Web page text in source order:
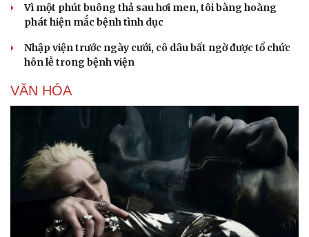
Vì một phút buông thả sau hơi men, tôi bàng hoàng
phát hiện mắc bệnh tình dục
Nhập viện trước ngày cưới, cô dâu bất ngờ được tổ chức
hôn lễ trong bệnh viện
VĂN HÓA